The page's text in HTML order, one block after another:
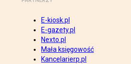
E-kiosk.pl
E-gazety.pl
Nexto.pl
Mała księgowość
Kancelarierp.pl